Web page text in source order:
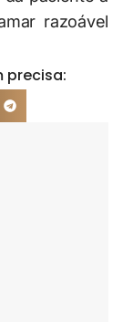
razoável
precisa: